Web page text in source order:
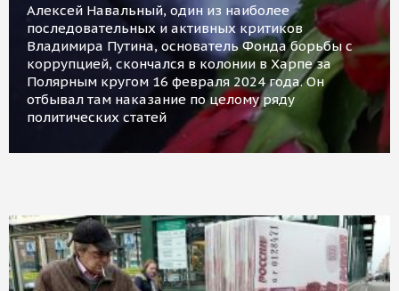
Алексей Навальный, один из наиболее
последовательных и активных критиков
Владимира Путина, основатель Фонда борьбы с
коррупцией, скончался в колонии в Харпе за
Полярным кругом 16 февраля 2024 года. Он
отбывал там наказание по целому ряду
политических статей